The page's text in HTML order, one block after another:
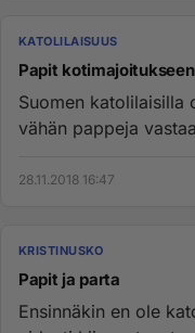
KATOLILAISUUS
Papit kotimajoitukseen
Suomen katolilaisilla
vähän pappeja
28.11.2018 16:47
KRISTINUSKO
Papit ja parta
Ensinnäkin en ole